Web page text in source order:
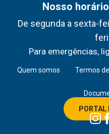
Nosso
De segunda a sexta-
Para emergências,
Quem somos Termos
PORTAL